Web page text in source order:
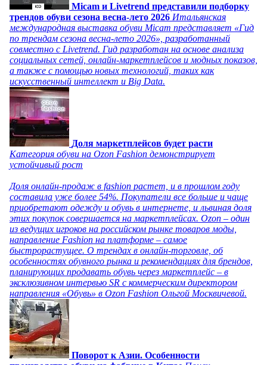
Micam и Livetrend представили подборку
трендов обуви сезона весна-лето 2026 Итальянская
международная выставка обуви Micam представляет «Гид
по трендам сезона весна-лето 2026», разработанный
совместно с Livetrend. Гид разработан на основе анализа
социальных сетей, онлайн-маркетплейсов и модных показов,
а также с помощью новых технологий, таких как
искусственный интеллект и Big Data.
Доля маркетплейсов будет расти
Категория обуви на Ozon Fashion демонстрирует
устойчивый рост
Доля онлайн-продаж в fashion растет, и в прошлом году
составила уже более 54%. Покупатели все больше и чаще
приобретают одежду и обувь в интернете, и львиная доля
этих покупок совершается на маркетплейсах. Ozon – один
из ведущих игроков на российском рынке товаров моды,
направление Fashion на платформе – самое
быстрорастущее. О трендах в онлайн-торговле, об
особенностях обувного рынка и рекомендациях для брендов,
планирующих продавать обувь через маркетплейс – в
эксклюзивном интервью SR с коммерческим директором
направления «Обувь» в Ozon Fashion Ольгой Москвичевой.
Поворот к Азии. Особенности